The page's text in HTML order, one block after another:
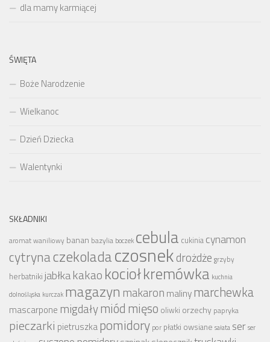
dla mamy karmiącej
ŚWIĘTA
Boże Narodzenie
Wielkanoc
Dzień Dziecka
Walentynki
SKŁADNIKI
aromat waniliowy banan bazylia boczek cebula cukinia cynamon
cytrynaczekoladaczosnekdrożdże grzyby
herbatniki jabłkakakao kociołkremówka kuchnia
dolnośląska kurczak magazyn makaron malinymarchewka
mascarpone migdałymiódmięso oliwki orzechy papryka
pieczarki pietruszkapomidory por płatki owsiane sałata serser